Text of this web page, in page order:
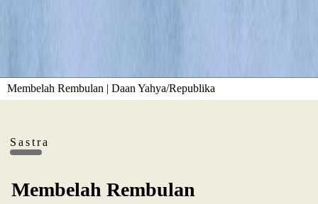
Membelah Rembulan | Daan Yahya/Republika
Sastra
Membelah Rembulan